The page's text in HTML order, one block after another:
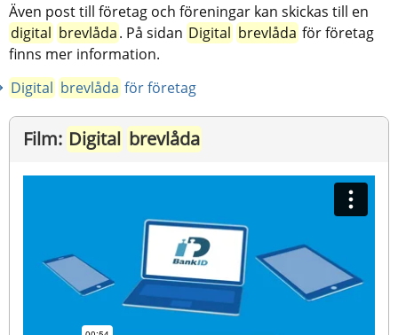
Även post till företag och föreningar kan skickas till en
digital brevlåda. På sidan Digital brevlåda för företag
finns mer information.
Digital brevlåda för företag
Film: Digital brevlåda